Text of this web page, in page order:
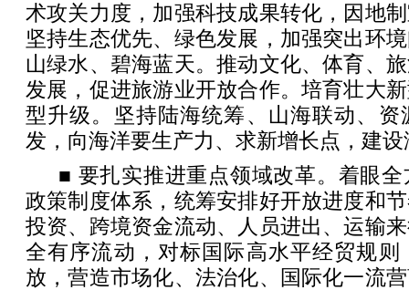
术攻关力度，加强科技成果转化，因地
坚持生态优先、绿色发展，加强突出环
山绿水、碧海蓝天。推动文化、体育、
发展，促进旅游业开放合作。培育壮大
型升级。坚持陆海统筹、山海联动、资
发，向海洋要生产力、求新增长点，建
■ 要扎实推进重点领域改革。着眼
政策制度体系，统筹安排好开放进度和
投资、跨境资金流动、人员进出、运输
全有序流动，对标国际高水平经贸规则
放，营造市场化、法治化、国际化一流